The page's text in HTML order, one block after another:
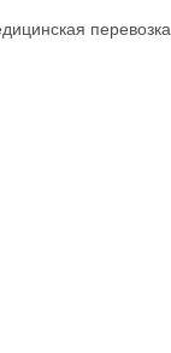
перевозка